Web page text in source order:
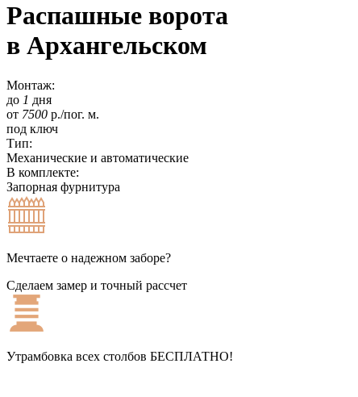
Распашные ворота
в Архангельском
Монтаж:
до 1 дня
от 7500 р./пог. м.
под ключ
Тип:
Механические и автоматические
В комплекте:
Запорная фурнитура
Мечтаете о надежном заборе?
Сделаем замер и точный рассчет
Утрамбовка всех столбов БЕСПЛАТНО!